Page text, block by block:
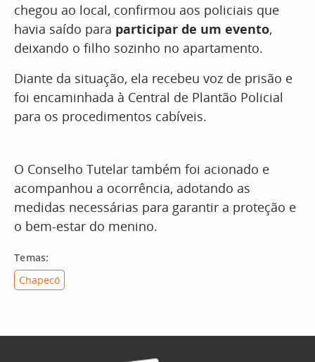
chegou ao local, confirmou aos policiais que
havia saído para participar de um evento,
deixando o filho sozinho no apartamento.
Diante da situação, ela recebeu voz de prisão e
foi encaminhada à Central de Plantão Policial
para os procedimentos cabíveis.
O Conselho Tutelar também foi acionado e
acompanhou a ocorrência, adotando as
medidas necessárias para garantir a proteção e
o bem-estar do menino.
Temas:
Chapecó